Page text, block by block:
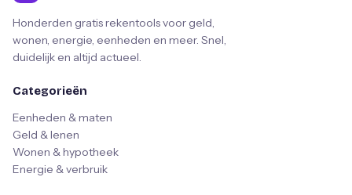
Honderden gratis rekentools voor geld,
wonen, energie, eenheden en meer. Snel,
duidelijk en altijd actueel.
Categorieën
Eenheden & maten
Geld & lenen
Wonen & hypotheek
Energie & verbruik